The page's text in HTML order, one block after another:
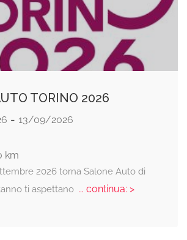
TORINO 2026
- 13/09/2026
km
2026 torna Salone Auto di
ti aspettano... continua: >